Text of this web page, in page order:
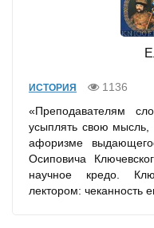
ИСТОРИЯ
1136
«Преподавателям
усыплять свою мысль,
афоризме
Осиповича
научное кредо.
лектором: чеканность